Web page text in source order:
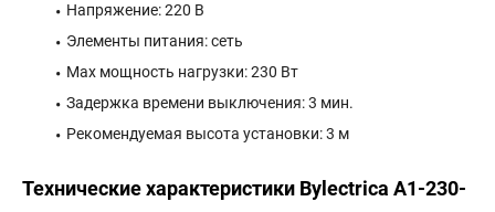
Напряжение: 220 В
Элементы питания: сеть
Max мощность нагрузки: 230 Вт
Задержка времени выключения: 3 мин.
Рекомендуемая высота установки: 3 м
Технические характеристики Bylectrica А1-230-